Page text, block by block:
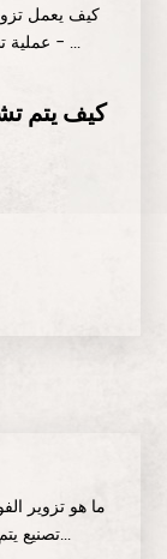
كيف يعمل
عملية تشكيل الفولاذ من خلال تطبيق قوة الضغط - ...
كيف يتم
ما هو تزوير
تصنيع يتم فيها تشكيل قضبان أو قضبان الصلب ال...